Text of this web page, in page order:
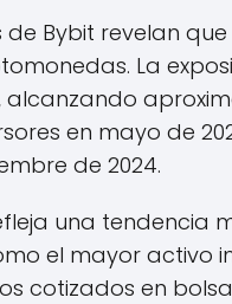
de Bybit revelan
La
alcanzando
en mayo de
de 2024.
una tendencia
el mayor activo
cotizados en